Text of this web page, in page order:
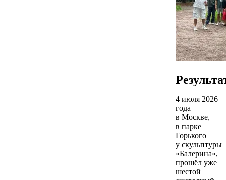
4 июля 2026
года
в Москве,
в парке
Горького
у скульптуры
«Балерина»,
прошёл уже
шестой